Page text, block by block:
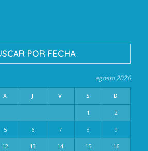
POR FECHA
agosto 2026
X J V S D
1 2
5 6 7 8 9
12 13 14 15 16